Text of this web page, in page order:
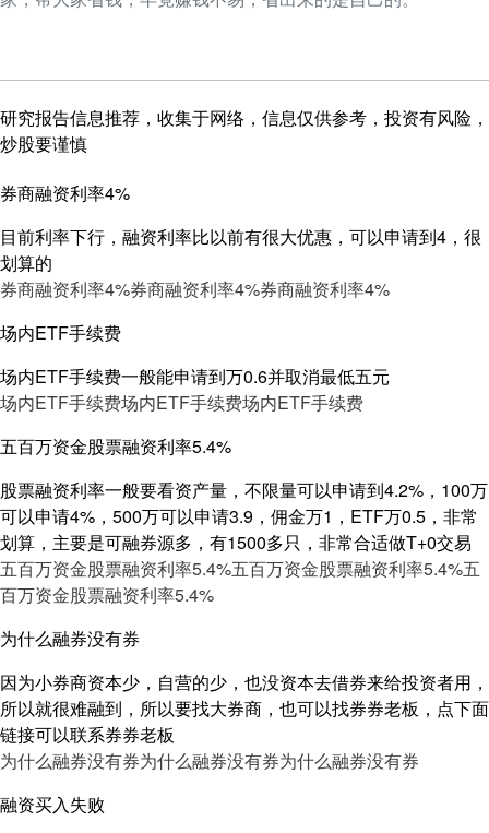
研究报告信息推荐，收集于网络，信息仅供参考，投资有风险，
炒股要谨慎
券商融资利率4%
目前利率下行，融资利率比以前有很大优惠，可以申请到4，很
划算的
券商融资利率4%券商融资利率4%券商融资利率4%
场内ETF手续费
场内ETF手续费一般能申请到万0.6并取消最低五元
场内ETF手续费场内ETF手续费场内ETF手续费
五百万资金股票融资利率5.4%
股票融资利率一般要看资产量，不限量可以申请到4.2%，100万
可以申请4%，500万可以申请3.9，佣金万1，ETF万0.5，非常
划算，主要是可融券源多，有1500多只，非常合适做T+0交易
五百万资金股票融资利率5.4%五百万资金股票融资利率5.4%五
百万资金股票融资利率5.4%
为什么融券没有券
因为小券商资本少，自营的少，也没资本去借券来给投资者用，
所以就很难融到，所以要找大券商，也可以找券券老板，点下面
链接可以联系券券老板
为什么融券没有券为什么融券没有券为什么融券没有券
融资买入失败